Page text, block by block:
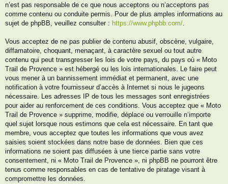
n’est pas responsable de ce que nous acceptons ou n’acceptons pas
comme contenu ou conduite permis. Pour de plus amples informations au
sujet de phpBB, veuillez consulter : https://www.phpbb.com/
Vous acceptez de ne pas publier de contenu abusif, obscène, vulgaire,
diffamatoire, choquant, menaçant, à caractère sexuel ou tout autre
contenu qui peut transgresser les lois de votre pays, du pays où « Moto
Trail de Provence » est hébergé ou les lois internationales. Le faire peut
vous mener à un bannissement immédiat et permanent, avec une
notification à votre fournisseur d’accès à Internet si nous le jugeons
nécessaire. Les adresses IP de tous les messages sont enregistrées
pour aider au renforcement de ces conditions. Vous acceptez que « Moto
Trail de Provence » supprime, modifie, déplace ou verrouille n’importe
quel sujet lorsque nous estimons que cela est nécessaire. En tant que
membre, vous acceptez que toutes les informations que vous avez
saisies soient stockées dans notre base de données. Bien que ces
informations ne soient pas diffusées à une tierce partie sans votre
consentement, ni « Moto Trail de Provence », ni phpBB ne pourront être
tenus comme responsables en cas de tentative de piratage visant à
compromettre les données.